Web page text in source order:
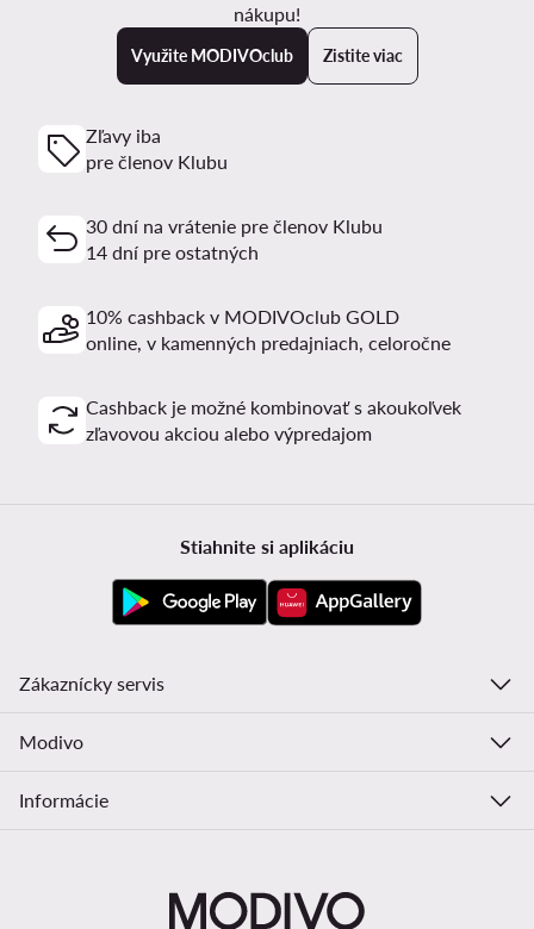
nákupu!
Využite MODIVOclub Zistite viac
Zľavy iba
pre členov Klubu
30 dní na vrátenie pre členov Klubu
14 dní pre ostatných
10% cashback v MODIVOclub GOLD
online, v kamenných predajniach, celoročne
Cashback je možné kombinovať s akoukoľvek
zľavovou akciou alebo výpredajom
Stiahnite si aplikáciu
Zákaznícky servis
Modivo
Informácie